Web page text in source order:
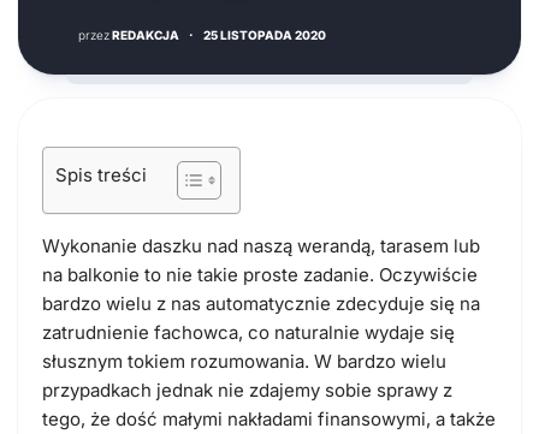
przezREDAKCJA · 25 LISTOPADA 2020
Spis treści
Wykonanie daszku nad naszą werandą, tarasem lub
na balkonie to nie takie proste zadanie. Oczywiście
bardzo wielu z nas automatycznie zdecyduje się na
zatrudnienie fachowca, co naturalnie wydaje się
słusznym tokiem rozumowania. W bardzo wielu
przypadkach jednak nie zdajemy sobie sprawy z
tego, że dość małymi nakładami finansowymi, a także